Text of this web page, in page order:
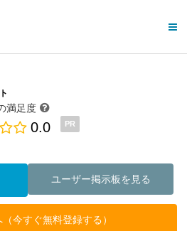
満足度
0.0 PR
ユーザー掲示板を見る
今すぐ無料登録する）